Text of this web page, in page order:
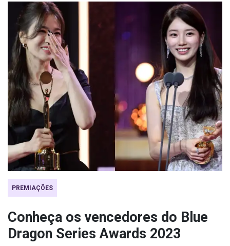
PREMIAÇÕES
Conheça os vencedores do Blue
Dragon Series Awards 2023